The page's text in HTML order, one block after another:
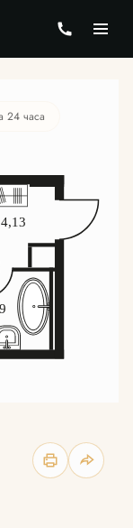
Цена по запросу
24 часа